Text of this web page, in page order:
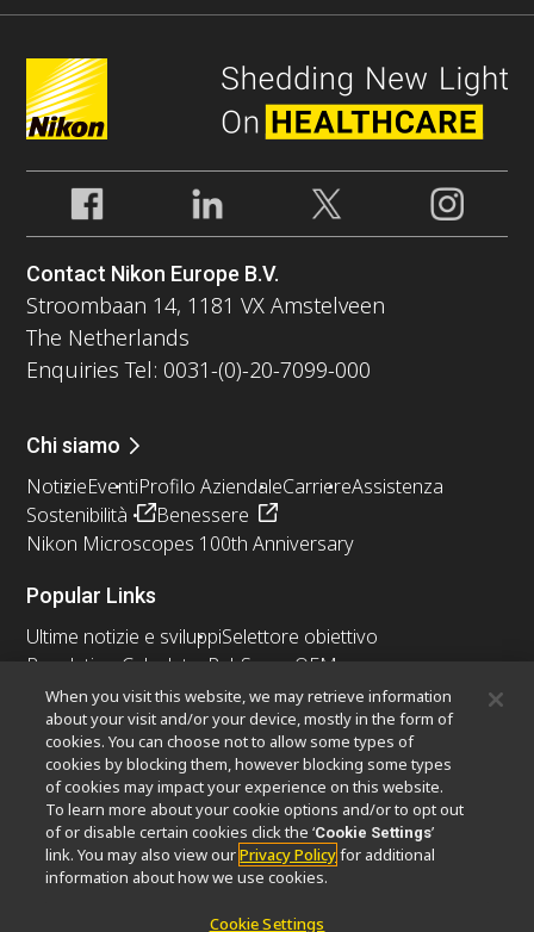
Contact Nikon Europe B.V.
Stroombaan 14, 1181 VX Amstelveen
The Netherlands
Enquiries Tel: 0031-(0)-20-7099-000
Chi siamo
NotizieEventiProfilo AziendaleCarriereAssistenza
Sostenibilità
Benessere
Nikon Microscopes 100th Anniversary
Popular Links
Ultime notizie e sviluppiSelettore obiettivo
Resolution Calculator PubScope OEM
Nikon Small World
MicroscopyU
Altri prodotti Nikon
Prodotti di imaging
Microscopia industriale e metrologia
Sistemi di litografia a semiconduttore
Sistemi di litografia a FPD
When you visit this website, we may retrieve information
about your visit and/or your device, mostly in the form of
cookies. You can choose not to allow some types of
cookies by blocking them, however blocking some types
of cookies may impact your experience on this website.
To learn more about your cookie options and/or to opt out
of or disable certain cookies click the ‘Cookie Settings’
link. You may also view ourPrivacy Policyfor additional
information about how we use cookies.
Cookie Settings